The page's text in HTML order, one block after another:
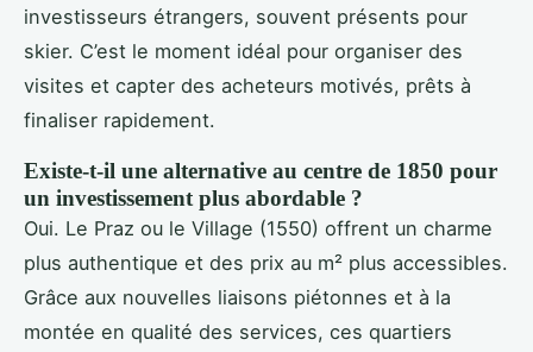
investisseurs étrangers, souvent présents pour
skier. C’est le moment idéal pour organiser des
visites et capter des acheteurs motivés, prêts à
finaliser rapidement.
Existe-t-il une alternative au centre de 1850 pour
un investissement plus abordable ?
Oui. Le Praz ou le Village (1550) offrent un charme
plus authentique et des prix au m² plus accessibles.
Grâce aux nouvelles liaisons piétonnes et à la
montée en qualité des services, ces quartiers